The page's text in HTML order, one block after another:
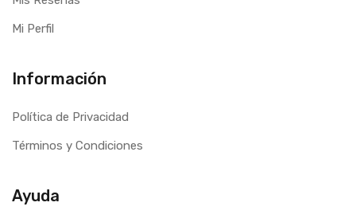
Mi Perfil
Información
Política de Privacidad
Términos y Condiciones
Ayuda